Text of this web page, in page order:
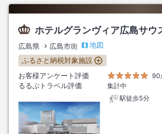
ホテルグランヴィア広島サウ
広島県 広島市街
地図
ふるさと納税対象施設
お客様アンケート評価
90
るるぶトラベル評価
集計中
駅徒歩5分